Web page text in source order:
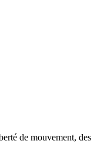
de mouvement, des